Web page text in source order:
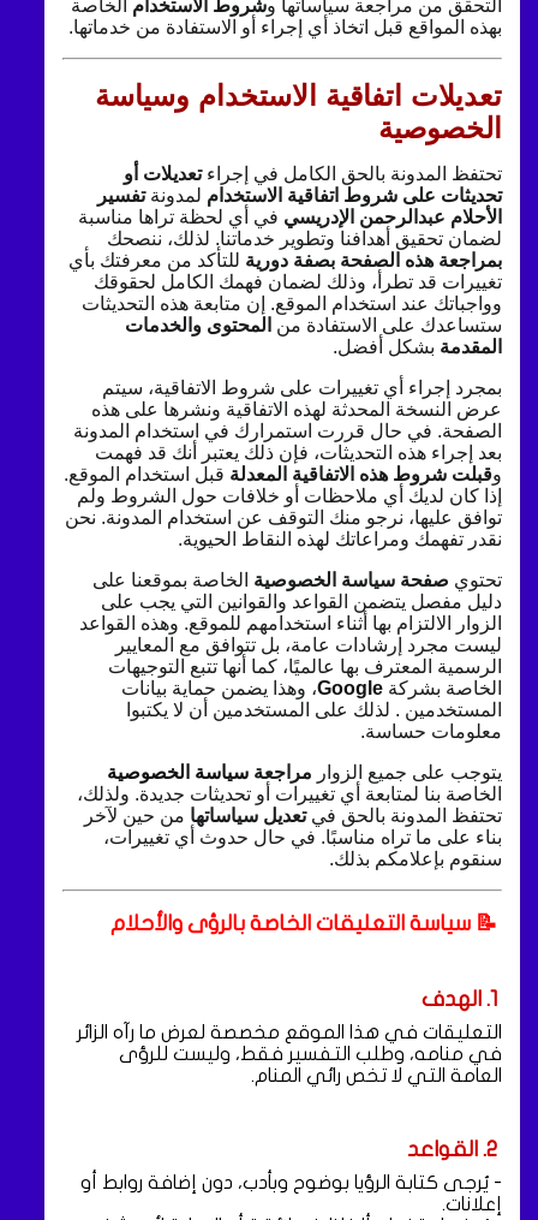
التحقق من مراجعة سياساتها وشروط الاستخدام الخاصة
بهذه المواقع قبل اتخاذ أي إجراء أو الاستفادة من خدماتها.
تعديلات اتفاقية الاستخدام وسياسة
الخصوصية
تحتفظ المدونة بالحق الكامل في إجراءتعديلات أو
تحديثات على شروط اتفاقية الاستخدام لمدونةتفسير
الأحلام عبدالرحمن الإدريسي في أي لحظة تراها مناسبة
لضمان تحقيق أهدافنا وتطوير خدماتنا. لذلك، ننصحك
بمراجعة هذه الصفحة بصفة دورية للتأكد من معرفتك بأي
تغييرات قد تطرأ، وذلك لضمان فهمك الكامل لحقوقك
وواجباتك عند استخدام الموقع. إن متابعة هذه التحديثات
ستساعدك على الاستفادة من المحتوى والخدمات
المقدمة بشكل أفضل.
بمجرد إجراء أي تغييرات على شروط الاتفاقية، سيتم
عرض النسخة المحدثة لهذه الاتفاقية ونشرها على هذه
الصفحة. في حال قررت استمرارك في استخدام المدونة
بعد إجراء هذه التحديثات، فإن ذلك يعتبر أنك قد فهمت
وقبلت شروط هذه الاتفاقية المعدلة قبل استخدام الموقع.
إذا كان لديك أي ملاحظات أو خلافات حول الشروط ولم
توافق عليها، نرجو منك التوقف عن استخدام المدونة. نحن
نقدر تفهمك ومراعاتك لهذه النقاط الحيوية.
تحتوي صفحة سياسة الخصوصية الخاصة بموقعنا على
دليل مفصل يتضمن القواعد والقوانين التي يجب على
الزوار الالتزام بها أثناء استخدامهم للموقع. وهذه القواعد
ليست مجرد إرشادات عامة، بل تتوافق مع المعايير
الرسمية المعترف بها عالميًا، كما أنها تتبع التوجيهات
الخاصة بشركة Google، وهذا يضمن حماية بيانات
المستخدمين . لذلك على المستخدمين أن لا يكتبوا
معلومات حساسة.
يتوجب على جميع الزوار مراجعة سياسة الخصوصية
الخاصة بنا لمتابعة أي تغييرات أو تحديثات جديدة. ولذلك،
تحتفظ المدونة بالحق فيتعديل سياساتها من حين لآخر
بناء على ما تراه مناسبًا. في حال حدوث أي تغييرات،
سنقوم بإعلامكم بذلك.
📝 سياسة التعليقات الخاصة بالرؤى والأحلام
التعليقات في هذا الموقع مخصصة لعرض ما رآه الزائر
في منامه، وطلب التفسير فقط، وليست للرؤى
العامة التي لا تخص رائي المنام.
- يُرجى كتابة الرؤيا بوضوح وبأدب، دون إضافة روابط أو
إعلانات.